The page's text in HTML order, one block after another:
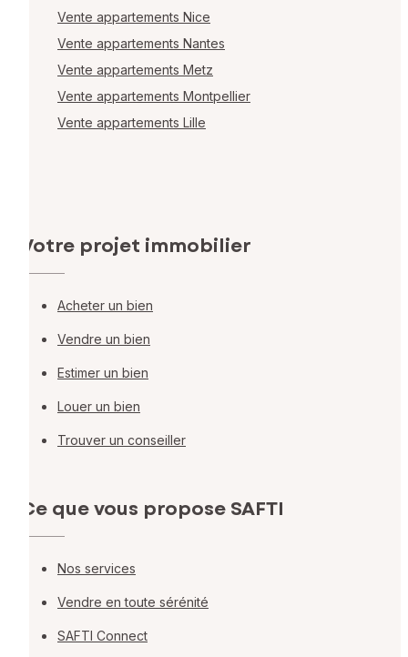
Vente appartements Nice
Vente appartements Nantes
Vente appartements Metz
Vente appartements Montpellier
Vente appartements Lille
Votre projet immobilier
Acheter un bien
Vendre un bien
Estimer un bien
Louer un bien
Trouver un conseiller
Ce que vous propose SAFTI
Nos services
Vendre en toute sérénité
SAFTI Connect